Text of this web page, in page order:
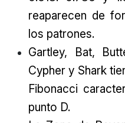
reaparecen de
los patrones.
Gartley, Bat,
Cypher y Shark
Fibonacci
punto D.